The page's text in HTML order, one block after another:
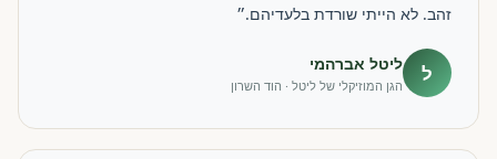
זהב. לא הייתי שורדת בלעדיהם.״
ל ליטל אברהמי
הגן המוזיקלי של ליטל · הוד השרון